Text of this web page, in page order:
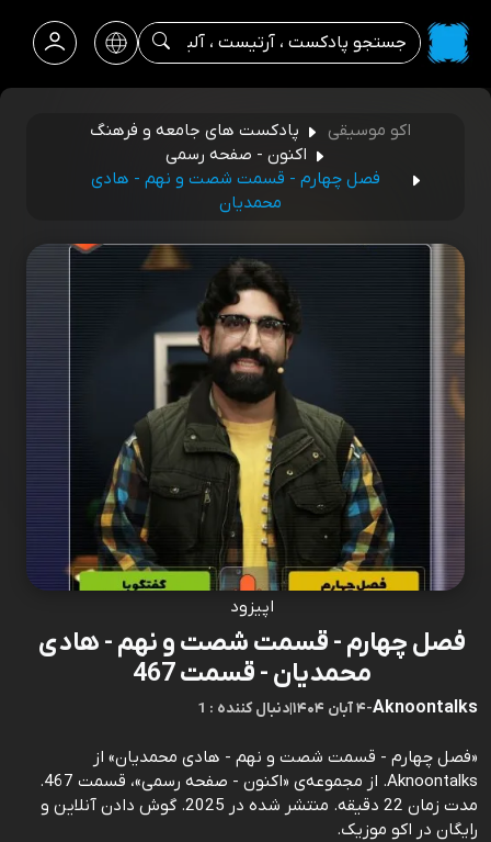
اکو موسیقی
پادکست های جامعه و فرهنگ
اکنون - صفحه رسمی
فصل چهارم - قسمت شصت و نهم - هادی
محمدیان
اپیزود
فصل چهارم - قسمت شصت و نهم - هادی
محمدیان - قسمت 467
Aknoontalks
-۴ آبان ۱۴۰۴ |1 : دنبال کننده
«فصل چهارم - قسمت شصت و نهم - هادی محمدیان» از
Aknoontalks. از مجموعه‌ی «اکنون - صفحه رسمی»، قسمت 467.
مدت زمان 22 دقیقه. منتشر شده در 2025. گوش دادن آنلاین و
رایگان در اکو موزیک.